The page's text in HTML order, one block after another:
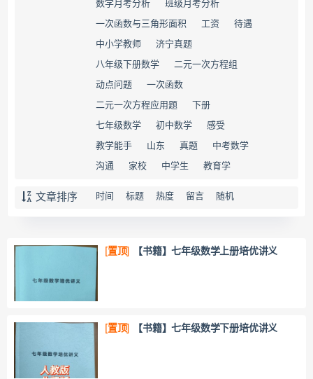
数学月考分析 班级月考分析
一次函数与三角形面积 工资 待遇
中小学教师 济宁真题
八年级下册数学 二元一次方程组
动点问题 一次函数
二元一次方程应用题 下册
七年级数学 初中数学 感受
教学能手 山东 真题 中考数学
沟通 家校 中学生 教育学
文章排序 时间 标题 热度 留言 随机
[置顶] 【书籍】七年级数学上册培优讲义
[置顶] 【书籍】七年级数学下册培优讲义